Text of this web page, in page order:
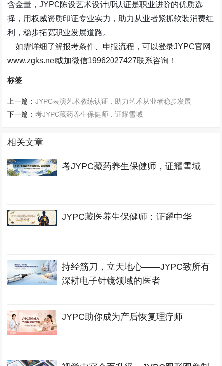
含金量，JYPC陈设艺术设计师认证是职业进阶的优质选
择，用权威资质印证专业实力，助力从业者紧抓软装消费红
利，稳步拓宽职业发展道路。
如需详细了解报考条件、申报流程，可以登录JYPC官网
www.zgks.net或加微信19962027427联系咨询！
标签
上一篇：JYPC表演艺术教练认证，助力艺术从业者稳步发展
下一篇：考JYPC藏药养生保健师，证耀雪域
相关文章
考JYPC藏药养生保健师，证耀雪域
JYPC藏医养生保健师：证耀中华
持经筋刀，立天地心——JYPC致所有
深耕电子针镜领域的医者
JYPC助你成为产后恢复理疗师